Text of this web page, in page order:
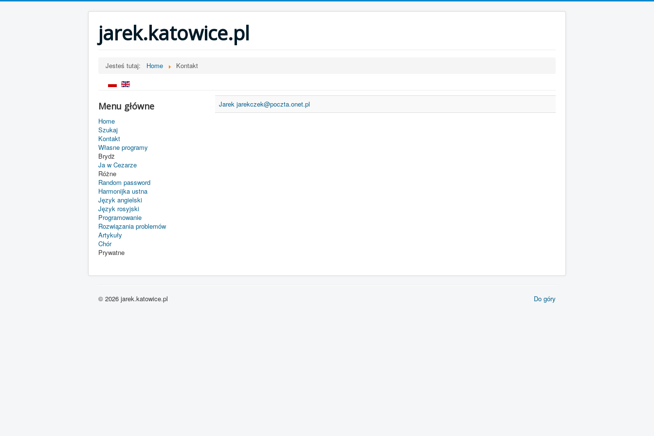
jarek.katowice.pl
Jesteś tutaj: Home Kontakt
Menu główne
Home
Szukaj
Kontakt
Własne programy
Brydż
Ja w Cezarze
Różne
Random password
Harmonijka ustna
Język angielski
Język rosyjski
Programowanie
Rozwiązania problemów
Artykuły
Chór
Prywatne
Jarek jarekczek@poczta.onet.pl
Do góry
© 2026 jarek.katowice.pl